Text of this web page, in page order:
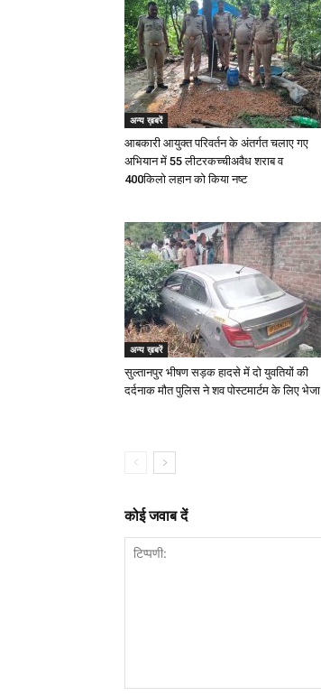
अन्य ख़बरें
आबकारी आयुक्त परिवर्तन के अंतर्गत चलाए गए
अभियान में 55 लीटरकच्चीअवैध शराब व
400किलो लहान को किया नष्ट
अन्य ख़बरें
सुल्तानपुर भीषण सड़क हादसे में दो युवतियों की
दर्दनाक मौत पुलिस ने शव पोस्टमार्टम के लिए भेजा
कोई जवाब दें